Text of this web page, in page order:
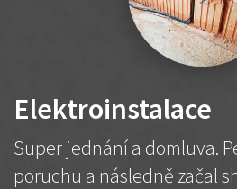
Elektroinstalace
Super jednání a domluva.
poruchu a následně začal